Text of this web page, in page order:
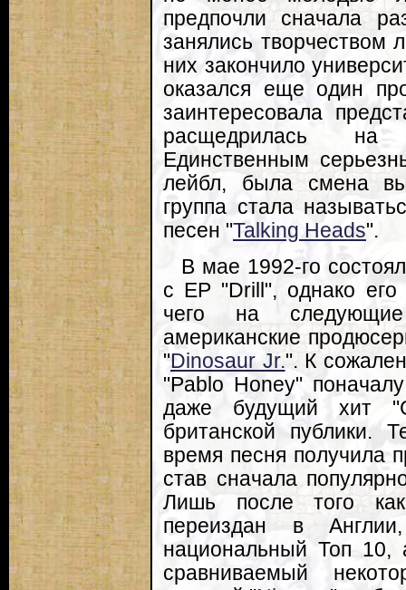
предпочли сначала
занялись творчеством
них закончило
оказался еще один
заинтересовала
расщедрилась на
Единственным
лейбл, была смена
группа стала
песен "Talking Heads".
В мае 1992-го
с EP "Drill", однако
чего на
американские
"Dinosaur Jr.". К
"Pablo Honey"
даже будущий хит
британской публики.
время песня получила
став сначала
Лишь после того
переиздан в
национальный Топ
сравниваемый